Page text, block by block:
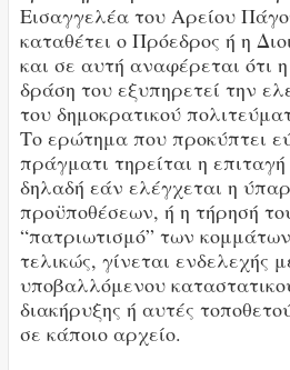
Εισαγγελέα του Αρείου
καταθέτει ο Πρόεδρος ή η
και σε αυτή αναφέρεται ότι
δράση του εξυπηρετεί την
του δημοκρατικού
Το ερώτημα που προκύπτει
πράγματι τηρείται η
δηλαδή εάν ελέγχεται η
προϋποθέσεων, ή η τήρησή
“πατριωτισμό” των
τελικώς, γίνεται ενδελεχής
υποβαλλόμενου
διακήρυξης ή αυτές
σε κάποιο αρχείο.